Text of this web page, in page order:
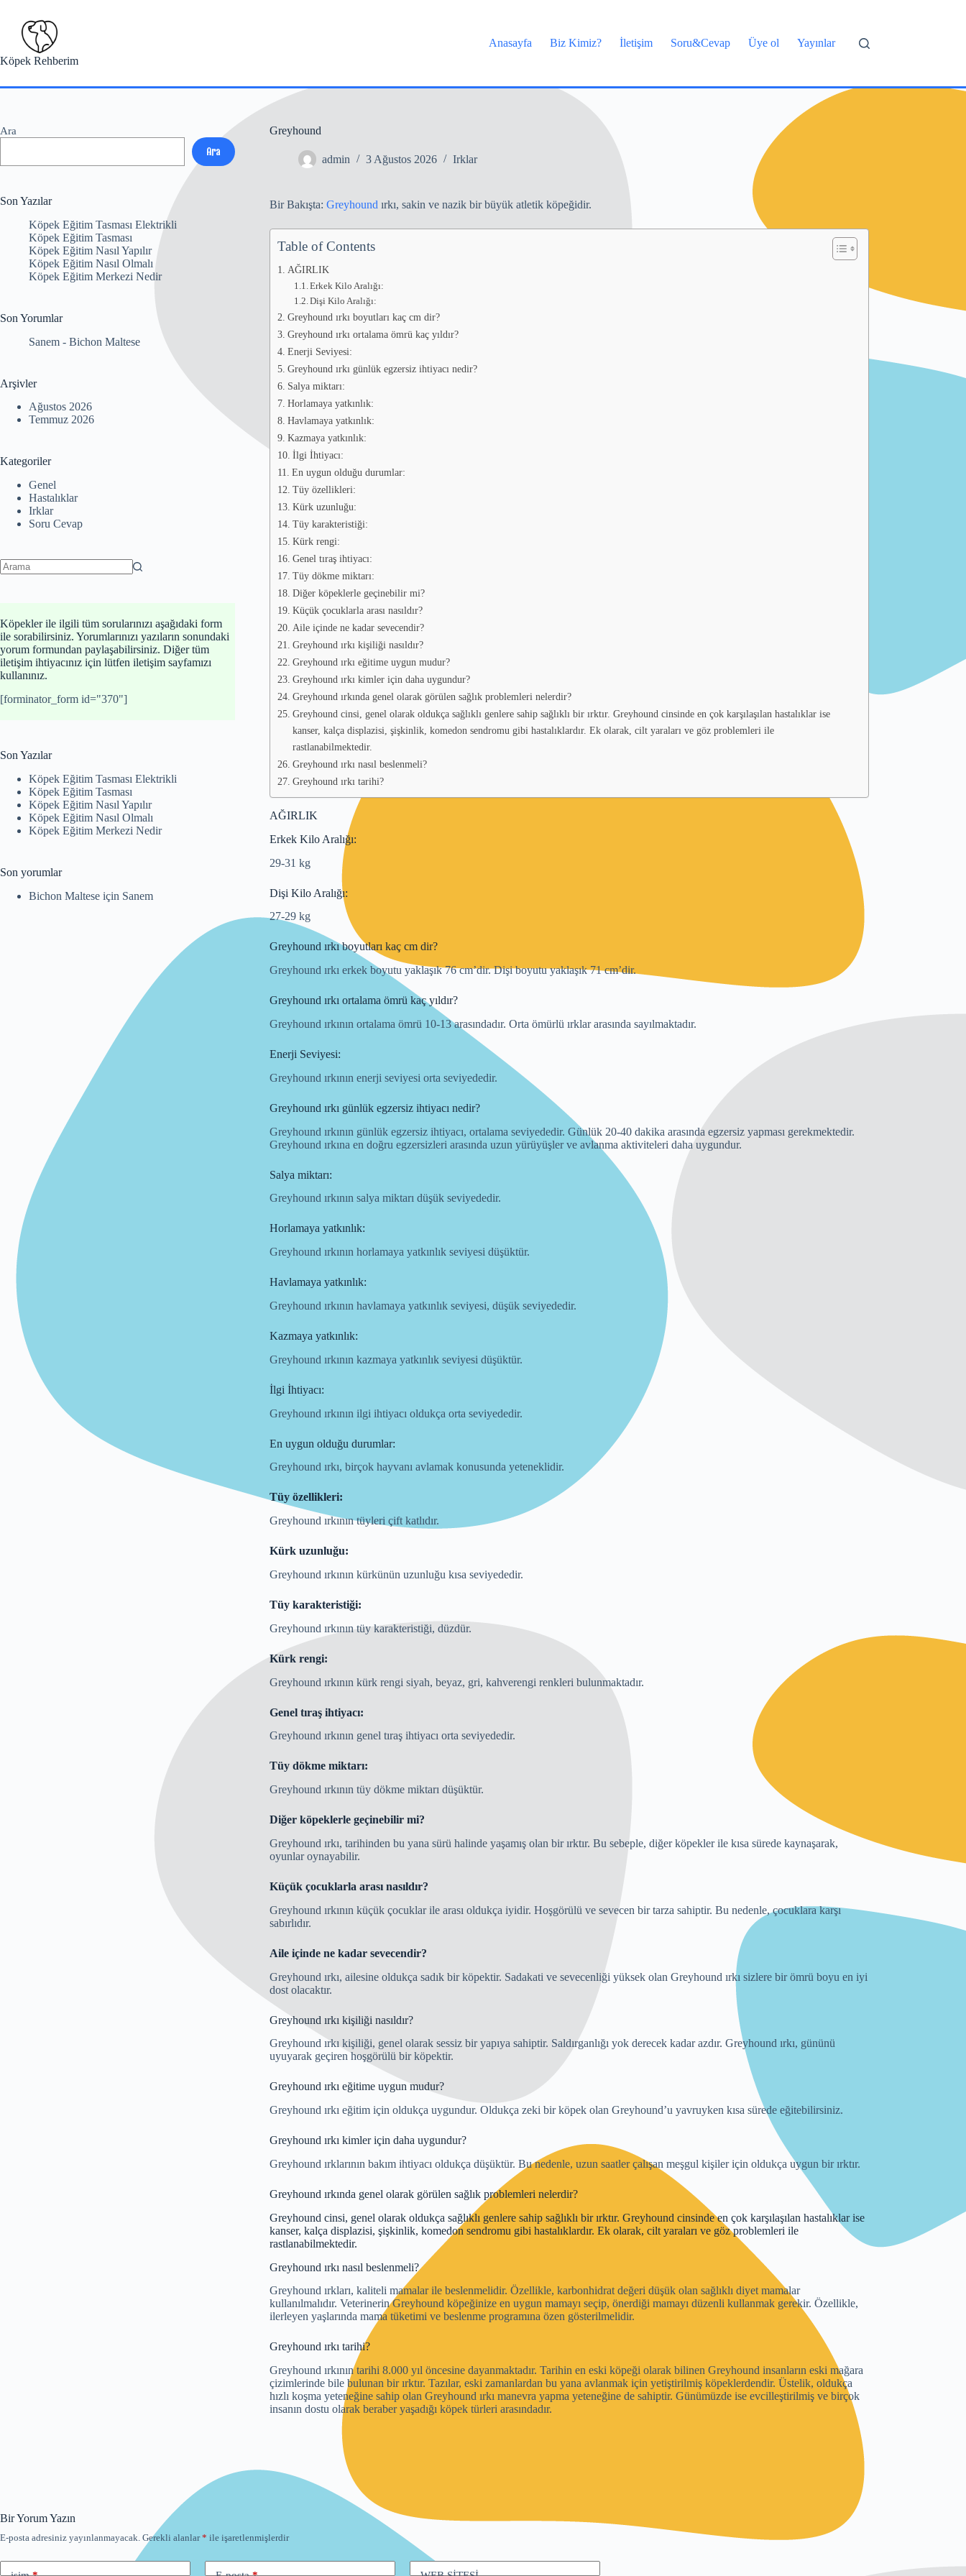
content
Köpek Rehberim
Anasayfa Biz Kimiz? İletişim Soru&Cevap Üye ol Yayınlar
Greyhound
admin 3 Ağustos 2026 Irklar
Bir Bakışta: Greyhound ırkı, sakin ve nazik bir büyük atletik köpeğidir.
Table of Contents
AĞIRLIK
Erkek Kilo Aralığı:
Dişi Kilo Aralığı:
Greyhound ırkı boyutları kaç cm dir?
Greyhound ırkı ortalama ömrü kaç yıldır?
Enerji Seviyesi:
Greyhound ırkı günlük egzersiz ihtiyacı nedir?
Salya miktarı:
Horlamaya yatkınlık:
Havlamaya yatkınlık:
Kazmaya yatkınlık:
İlgi İhtiyacı:
En uygun olduğu durumlar:
Tüy özellikleri:
Kürk uzunluğu:
Tüy karakteristiği:
Kürk rengi:
Genel tıraş ihtiyacı:
Tüy dökme miktarı:
Diğer köpeklerle geçinebilir mi?
Küçük çocuklarla arası nasıldır?
Aile içinde ne kadar sevecendir?
Greyhound ırkı kişiliği nasıldır?
Greyhound ırkı eğitime uygun mudur?
Greyhound ırkı kimler için daha uygundur?
Greyhound ırkında genel olarak görülen sağlık problemleri nelerdir?
Greyhound cinsi, genel olarak oldukça sağlıklı genlere sahip sağlıklı bir ırktır. Greyhound cinsinde en çok karşılaşılan hastalıklar ise
kanser, kalça displazisi, şişkinlik, komedon sendromu gibi hastalıklardır. Ek olarak, cilt yaraları ve göz problemleri ile
rastlanabilmektedir.
Greyhound ırkı nasıl beslenmeli?
Greyhound ırkı tarihi?
AĞIRLIK
Erkek Kilo Aralığı:
29-31 kg
Dişi Kilo Aralığı:
27-29 kg
Greyhound ırkı boyutları kaç cm dir?
Greyhound ırkı erkek boyutu yaklaşık 76 cm’dir. Dişi boyutu yaklaşık 71 cm’dir.
Greyhound ırkı ortalama ömrü kaç yıldır?
Greyhound ırkının ortalama ömrü 10-13 arasındadır. Orta ömürlü ırklar arasında sayılmaktadır.
Enerji Seviyesi:
Greyhound ırkının enerji seviyesi orta seviyededir.
Greyhound ırkı günlük egzersiz ihtiyacı nedir?
Greyhound ırkının günlük egzersiz ihtiyacı, ortalama seviyededir. Günlük 20-40 dakika arasında egzersiz yapması gerekmektedir.
Greyhound ırkına en doğru egzersizleri arasında uzun yürüyüşler ve avlanma aktiviteleri daha uygundur.
Salya miktarı:
Greyhound ırkının salya miktarı düşük seviyededir.
Horlamaya yatkınlık:
Greyhound ırkının horlamaya yatkınlık seviyesi düşüktür.
Havlamaya yatkınlık:
Greyhound ırkının havlamaya yatkınlık seviyesi, düşük seviyededir.
Kazmaya yatkınlık:
Greyhound ırkının kazmaya yatkınlık seviyesi düşüktür.
İlgi İhtiyacı:
Greyhound ırkının ilgi ihtiyacı oldukça orta seviyededir.
En uygun olduğu durumlar:
Greyhound ırkı, birçok hayvanı avlamak konusunda yeteneklidir.
Tüy özellikleri:
Greyhound ırkının tüyleri çift katlıdır.
Kürk uzunluğu:
Greyhound ırkının kürkünün uzunluğu kısa seviyededir.
Tüy karakteristiği:
Greyhound ırkının tüy karakteristiği, düzdür.
Kürk rengi:
Greyhound ırkının kürk rengi siyah, beyaz, gri, kahverengi renkleri bulunmaktadır.
Genel tıraş ihtiyacı:
Greyhound ırkının genel tıraş ihtiyacı orta seviyededir.
Tüy dökme miktarı:
Greyhound ırkının tüy dökme miktarı düşüktür.
Diğer köpeklerle geçinebilir mi?
Greyhound ırkı, tarihinden bu yana sürü halinde yaşamış olan bir ırktır. Bu sebeple, diğer köpekler ile kısa sürede kaynaşarak,
oyunlar oynayabilir.
Küçük çocuklarla arası nasıldır?
Greyhound ırkının küçük çocuklar ile arası oldukça iyidir. Hoşgörülü ve sevecen bir tarza sahiptir. Bu nedenle, çocuklara karşı
sabırlıdır.
Aile içinde ne kadar sevecendir?
Greyhound ırkı, ailesine oldukça sadık bir köpektir. Sadakati ve sevecenliği yüksek olan Greyhound ırkı sizlere bir ömrü boyu en iyi
dost olacaktır.
Greyhound ırkı kişiliği nasıldır?
Greyhound ırkı kişiliği, genel olarak sessiz bir yapıya sahiptir. Saldırganlığı yok derecek kadar azdır. Greyhound ırkı, gününü
uyuyarak geçiren hoşgörülü bir köpektir.
Greyhound ırkı eğitime uygun mudur?
Greyhound ırkı eğitim için oldukça uygundur. Oldukça zeki bir köpek olan Greyhound’u yavruyken kısa sürede eğitebilirsiniz.
Greyhound ırkı kimler için daha uygundur?
Greyhound ırklarının bakım ihtiyacı oldukça düşüktür. Bu nedenle, uzun saatler çalışan meşgul kişiler için oldukça uygun bir ırktır.
Greyhound ırkında genel olarak görülen sağlık problemleri nelerdir?
Greyhound cinsi, genel olarak oldukça sağlıklı genlere sahip sağlıklı bir ırktır. Greyhound cinsinde en çok karşılaşılan hastalıklar ise
kanser, kalça displazisi, şişkinlik, komedon sendromu gibi hastalıklardır. Ek olarak, cilt yaraları ve göz problemleri ile
rastlanabilmektedir.
Greyhound ırkı nasıl beslenmeli?
Greyhound ırkları, kaliteli mamalar ile beslenmelidir. Özellikle, karbonhidrat değeri düşük olan sağlıklı diyet mamalar
kullanılmalıdır. Veterinerin Greyhound köpeğinize en uygun mamayı seçip, önerdiği mamayı düzenli kullanmak gerekir. Özellikle,
ilerleyen yaşlarında mama tüketimi ve beslenme programına özen gösterilmelidir.
Greyhound ırkı tarihi?
Greyhound ırkının tarihi 8.000 yıl öncesine dayanmaktadır. Tarihin en eski köpeği olarak bilinen Greyhound insanların eski mağara
çizimlerinde bile bulunan bir ırktır. Tazılar, eski zamanlardan bu yana avlanmak için yetiştirilmiş köpeklerdendir. Üstelik, oldukça
hızlı koşma yeteneğine sahip olan Greyhound ırkı manevra yapma yeteneğine de sahiptir. Günümüzde ise evcilleştirilmiş ve birçok
insanın dostu olarak beraber yaşadığı köpek türleri arasındadır.
Ara
Ara
Son Yazılar
Köpek Eğitim Tasması Elektrikli
Köpek Eğitim Tasması
Köpek Eğitim Nasıl Yapılır
Köpek Eğitim Nasıl Olmalı
Köpek Eğitim Merkezi Nedir
Son Yorumlar
Sanem - Bichon Maltese
Arşivler
Ağustos 2026
Temmuz 2026
Kategoriler
Genel
Hastalıklar
Irklar
Soru Cevap
Köpekler ile ilgili tüm sorularınızı aşağıdaki form
ile sorabilirsiniz. Yorumlarınızı yazıların sonundaki
yorum formundan paylaşabilirsiniz. Diğer tüm
iletişim ihtiyacınız için lütfen iletişim sayfamızı
kullanınız.
[forminator_form id="370"]
Son Yazılar
Köpek Eğitim Tasması Elektrikli
Köpek Eğitim Tasması
Köpek Eğitim Nasıl Yapılır
Köpek Eğitim Nasıl Olmalı
Köpek Eğitim Merkezi Nedir
Son yorumlar
Bichon Maltese için Sanem
Bir Yorum Yazın
E-posta adresiniz yayınlanmayacak. Gerekli alanlar* ile işaretlenmişlerdir